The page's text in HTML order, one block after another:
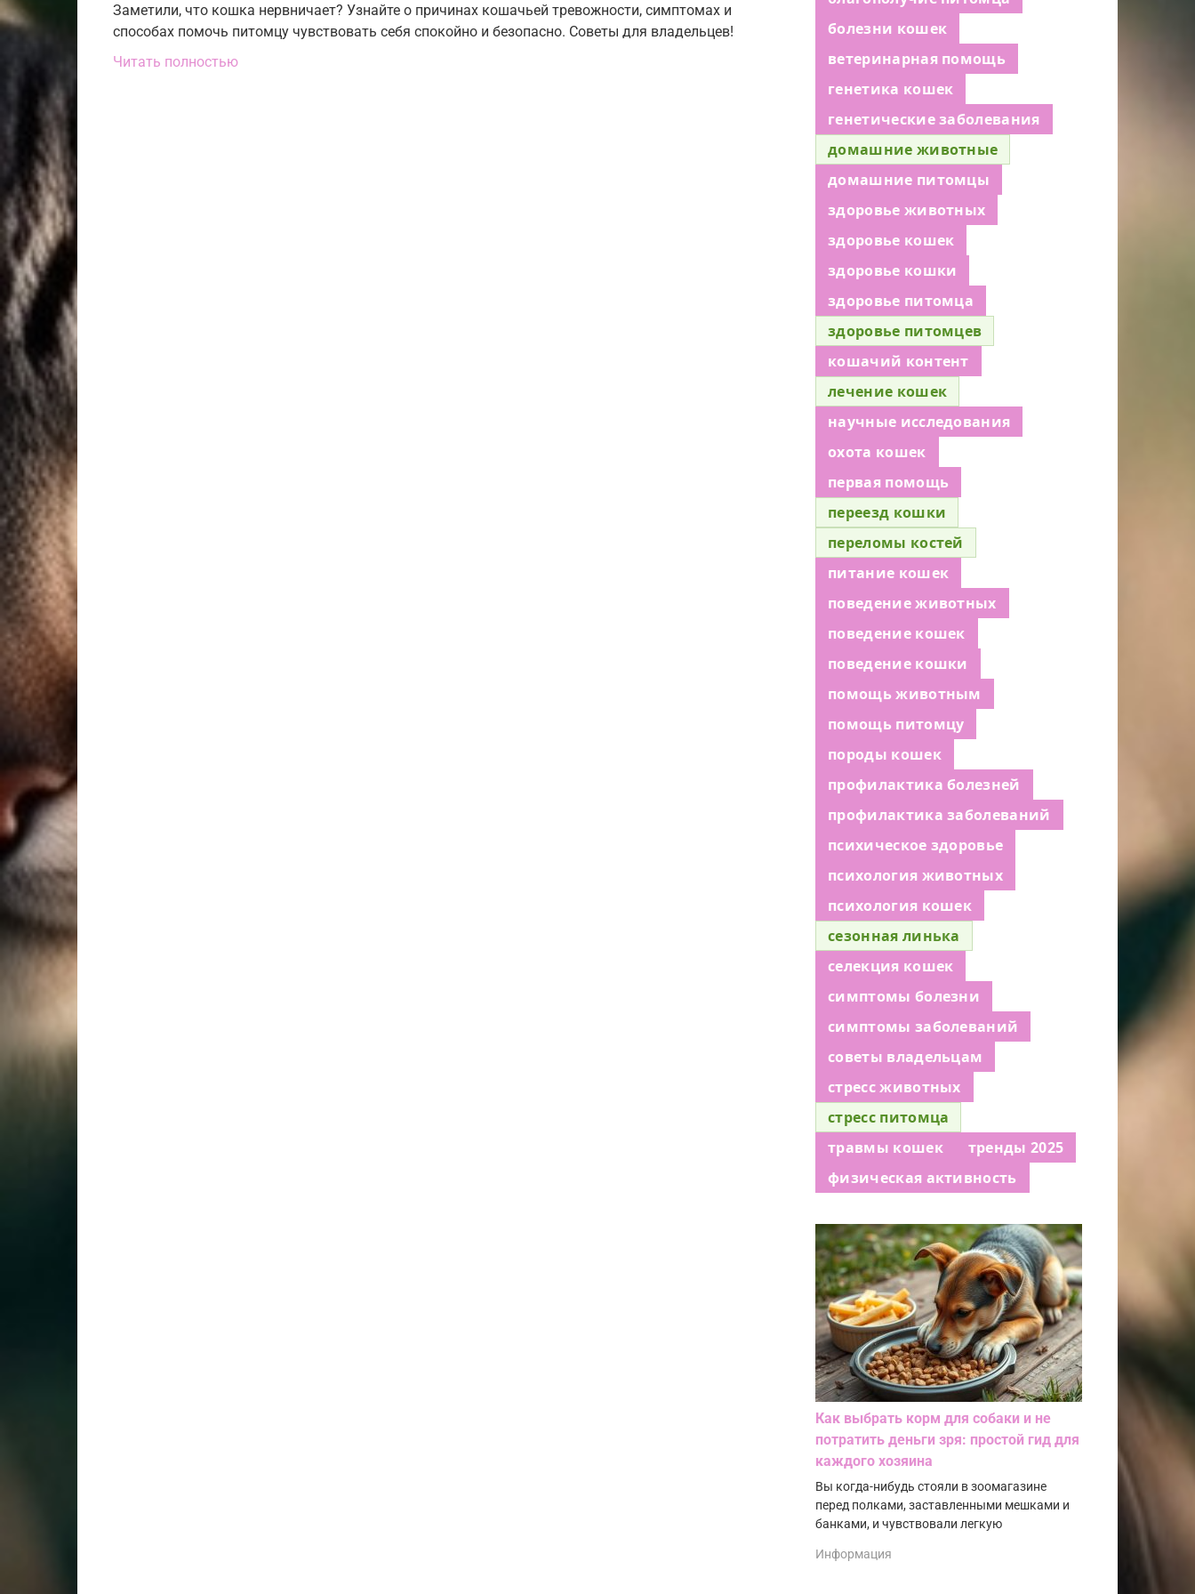
Заметили, что кошка нервничает? Узнайте о причинах кошачьей тревожности, симптомах и
способах помочь питомцу чувствовать себя спокойно и безопасно. Советы для владельцев!
Читать полностью
болезни кошек
ветеринарная помощь
генетика кошек
генетические заболевания
домашние животные
домашние питомцы
здоровье животных
здоровье кошек
здоровье кошки
здоровье питомца
здоровье питомцев
кошачий контент
лечение кошек
научные исследования
охота кошек
первая помощь
переезд кошки
переломы костей
питание кошек
поведение животных
поведение кошек
поведение кошки
помощь животным
помощь питомцу
породы кошек
профилактика болезней
профилактика заболеваний
психическое здоровье
психология животных
психология кошек
сезонная линька
селекция кошек
симптомы болезни
симптомы заболеваний
советы владельцам
стресс животных
стресс питомца
травмы кошек
тренды 2025
физическая активность
Как выбрать корм для собаки и не
потратить деньги зря: простой гид для
каждого хозяина
Вы когда-нибудь стояли в зоомагазине
перед полками, заставленными мешками и
банками, и чувствовали легкую
Информация